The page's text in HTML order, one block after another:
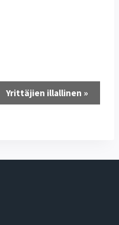
Yrittäjien illallinen »